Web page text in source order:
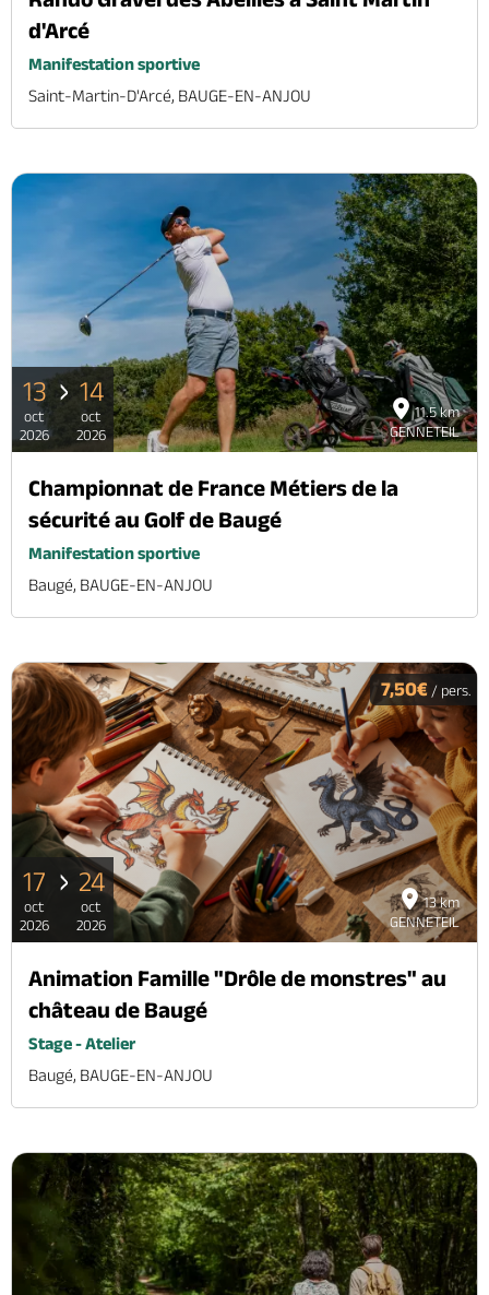
d'Arcé
Manifestation sportive
Saint-Martin-D'Arcé, BAUGE-EN-ANJOU
11.5 km
GENNETEIL
13
oct
2026
14
oct
2026
Championnat de France Métiers de la
sécurité au Golf de Baugé
Manifestation sportive
Baugé, BAUGE-EN-ANJOU
13 km
GENNETEIL
7,50€ / pers.
17
oct
2026
24
oct
2026
Animation Famille "Drôle de monstres" au
château de Baugé
Stage - Atelier
Baugé, BAUGE-EN-ANJOU